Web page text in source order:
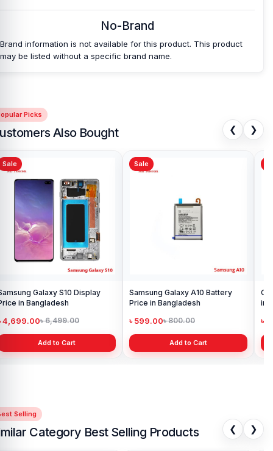
No-Brand
Brand information is not available for this product. This product
may be listed without a specific brand name.
Picks
Also Bought ❮ ❯
Sale
Galaxy S10 Display
in Bangladesh
4,699.00৳ 6,499.00
Add to Cart
Sale
Samsung Galaxy A10 Battery
Price in Bangladesh
৳ 599.00৳ 800.00
Add to Cart
in
৳
Selling
Category Best Selling Products ❮ ❯